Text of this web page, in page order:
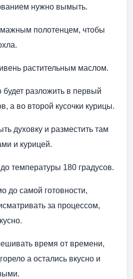
нужно вымыть.
полотенцем, чтобы
растительным маслом.
разложить в первый
а во второй кусочки курицы.
духовку и разместить там
и курицей.
температуры 180 градусов.
до самой готовности,
за процессом,
время от времени,
а остались вкусно и